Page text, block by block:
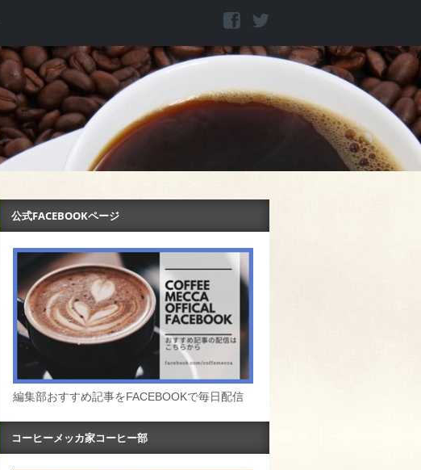
公式FACEBOOKページ
編集部おすすめ記事をFACEBOOKで毎日配信
コーヒーメッカ家コーヒー部